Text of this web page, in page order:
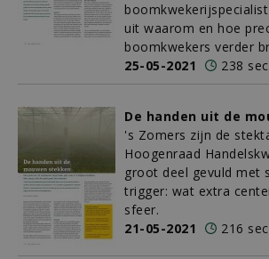
uit waarom en hoe
boomkwekers verder
25-05-2021
238 sec
De handen uit de
's Zomers zijn de
Hoogenraad
groot deel gevuld met
trigger: wat extra
sfeer.
21-05-2021
216 sec